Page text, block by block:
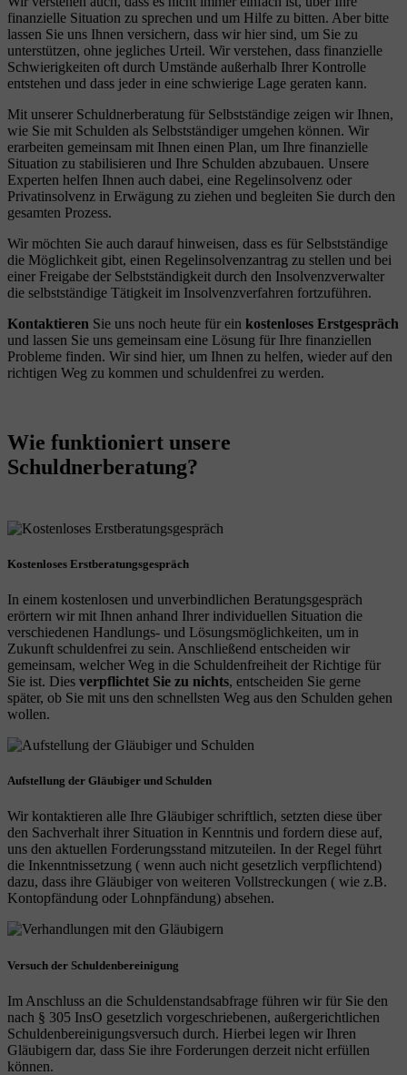
finanzielle Situation zu sprechen und um Hilfe zu bitten. Aber bitte
lassen Sie uns Ihnen versichern, dass wir hier sind, um Sie zu
unterstützen, ohne jegliches Urteil. Wir verstehen, dass finanzielle
Schwierigkeiten oft durch Umstände außerhalb Ihrer Kontrolle
entstehen und dass jeder in eine schwierige Lage geraten kann.
Mit unserer Schuldnerberatung für Selbstständige zeigen wir Ihnen,
wie Sie mit Schulden als Selbstständiger umgehen können. Wir
erarbeiten gemeinsam mit Ihnen einen Plan, um Ihre finanzielle
Situation zu stabilisieren und Ihre Schulden abzubauen. Unsere
Experten helfen Ihnen auch dabei, eine Regelinsolvenz oder
Privatinsolvenz in Erwägung zu ziehen und begleiten Sie durch den
gesamten Prozess.
Wir möchten Sie auch darauf hinweisen, dass es für Selbstständige
die Möglichkeit gibt, einen Regelinsolvenzantrag zu stellen und bei
einer Freigabe der Selbstständigkeit durch den Insolvenzverwalter
die selbstständige Tätigkeit im Insolvenzverfahren fortzuführen.
Kontaktieren Sie uns noch heute für ein kostenloses Erstgespräch
und lassen Sie uns gemeinsam eine Lösung für Ihre finanziellen
Probleme finden. Wir sind hier, um Ihnen zu helfen, wieder auf den
richtigen Weg zu kommen und schuldenfrei zu werden.
Wie funktioniert unsere
Schuldnerberatung?
Kostenloses Erstberatungsgespräch
In einem kostenlosen und unverbindlichen Beratungsgespräch
erörtern wir mit Ihnen anhand Ihrer individuellen Situation die
verschiedenen Handlungs- und Lösungsmöglichkeiten, um in
Zukunft schuldenfrei zu sein. Anschließend entscheiden wir
gemeinsam, welcher Weg in die Schuldenfreiheit der Richtige für
Sie ist. Dies verpflichtet Sie zu nichts, entscheiden Sie gerne
später, ob Sie mit uns den schnellsten Weg aus den Schulden gehen
wollen.
Aufstellung der Gläubiger und Schulden
Wir kontaktieren alle Ihre Gläubiger schriftlich, setzten diese über
den Sachverhalt ihrer Situation in Kenntnis und fordern diese auf,
uns den aktuellen Forderungsstand mitzuteilen. In der Regel führt
die Inkenntnissetzung ( wenn auch nicht gesetzlich verpflichtend)
dazu, dass ihre Gläubiger von weiteren Vollstreckungen ( wie z.B.
Kontopfändung oder Lohnpfändung) absehen.
Versuch der Schuldenbereinigung
Im Anschluss an die Schuldenstandsabfrage führen wir für Sie den
nach § 305 InsO gesetzlich vorgeschriebenen, außergerichtlichen
Schuldenbereinigungsversuch durch. Hierbei legen wir Ihren
Gläubigern dar, dass Sie ihre Forderungen derzeit nicht erfüllen
können.